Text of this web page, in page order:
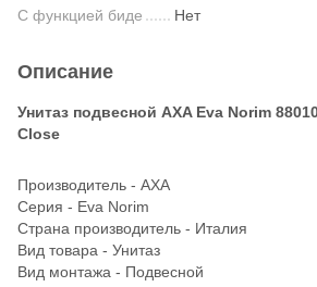
С функцией биде Нет
Описание
Унитаз подвесной AXA Eva Norim
Close
Производитель - AXA
Серия - Eva Norim
Страна производитель - Италия
Вид товара - Унитаз
Вид монтажа - Подвесной